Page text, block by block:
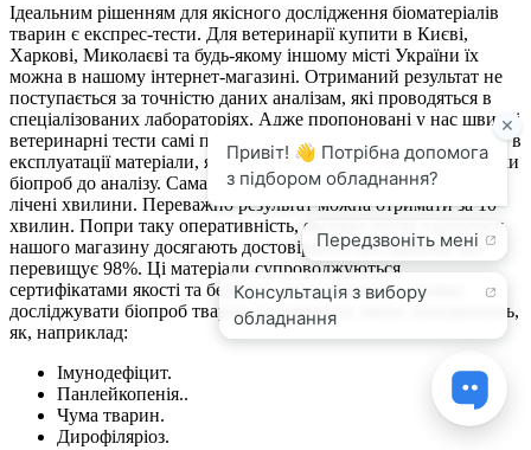
Ідеальним рішенням для якісного дослідження біоматеріалів
тварин є експрес-тести. Для ветеринарії купити в Києві,
Харкові, Миколаєві та будь-якому іншому місті України їх
можна в нашому інтернет-магазині. Отриманий результат не
поступається за точністю даних аналізам, які проводяться в
спеціалізованих лабораторіях. Адже пропоновані у нас швидкі
ветеринарні тести самі по суті є міні-лабораторією. Це прості в
експлуатації матеріали, які не потребують тривалої підготовки
біопроб до аналізу. Сама реакція здійснюється буквально в
лічені хвилини. Переважно результат можна отримати за 10
хвилин. Попри таку оперативність, експрес-тести з каталогу
нашого магазину досягають достовірності досліджень, яка
перевищує 98%. Ці матеріали супроводжуються
сертифікатами якості та безпеки. З їх допомогою можна
досліджувати біопроб тварин на наявність таких захворювань,
як, наприклад:
Імунодефіцит.
Панлейкопенія..
Чума тварин.
Дирофіляріоз.